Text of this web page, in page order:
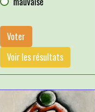
Voter
Voir les résultats